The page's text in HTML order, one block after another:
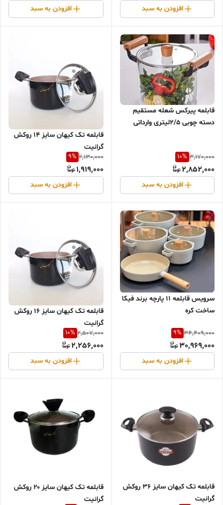
افزودن به سبد افزودن به سبد
قابلمه پیرکس شعله مستقیم
دسته چوبی ۲/۵لیتری وارداتی
3,170,000
10%
2,852,000
افزودن به سبد
قابلمه تک کیهان سایز ۱۴ روکش
گرانیت
2,130,000
9%
1,919,000
افزودن به سبد
سرویس قابلمه 11 پارچه برند فیکا
ساخت کره
34,409,000
9%
30,969,000
افزودن به سبد
قابلمه تک کیهان سایز ۱۶ روکش
گرانیت
2,507,000
10%
2,256,000
افزودن به سبد
قابلمه تک کیهان سایز ۳۶ روکش
گرانیت
قابلمه تک کیهان سایز ۲۰ روکش
گرانیت